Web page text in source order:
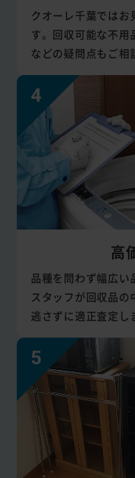
クオーレ千葉ではお
す。回収可能な不用
などの疑問点もご相
高
品種を問わず幅広い
スタッフが回収品
逃さずに適正査定し